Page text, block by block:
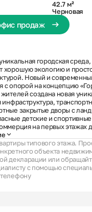
42.7 м²
Черновая
продаж
городская среда,
хорошую экологию и
Новый и
с опорой на концепцию
создана новая
инфраструктура,
закрытые дворы с
детские и спортивные
на первых этажах
типового этажа.
объекта
декларации или
с помощью